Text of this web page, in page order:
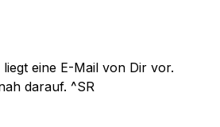
eine E-Mail von Dir vor.
darauf. ^SR